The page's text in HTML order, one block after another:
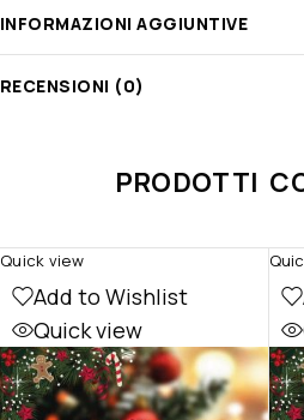
INFORMAZIONI AGGIUNTIVE
RECENSIONI (0)
PRODOTTI
Add to Wishlist
Quick view
Quick view